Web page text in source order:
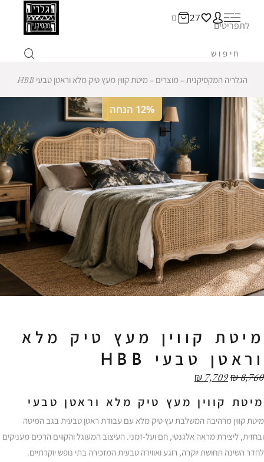
27
0
לתפריטים
הגלריה המקסיקנית ‒מוצרים ‒מיטת קווין מעץ טיק מלא וראטן טבעי HBB
12% הנחה
מיטת קווין מעץ טיק מלא
וראטן טבעי HBB
₪8,760
₪ 7,709
מיטת קווין מעץ טיק מלא וראטן טבעי
מיטת קווין מרהיבה המשלבת עץ טיק מלא עם עבודת ראטן טבעית בגב המיטה
ובחזית, ליצירת מראה אלגנטי, חם ועל-זמני. העיצוב המעוגל והקווים הרכים מעניקים
לחדר השינה תחושת יוקרה, רוגע ואווירה טבעית המזכירה בתי נופש יוקרתיים.